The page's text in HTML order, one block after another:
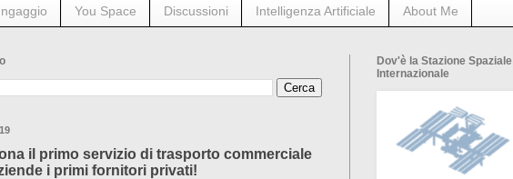
You Space Discussioni Intelligenza Artificiale About Me
il primo servizio di trasporto commerciale
i primi fornitori privati!
Dov'è la Stazione Spaziale
Internazionale